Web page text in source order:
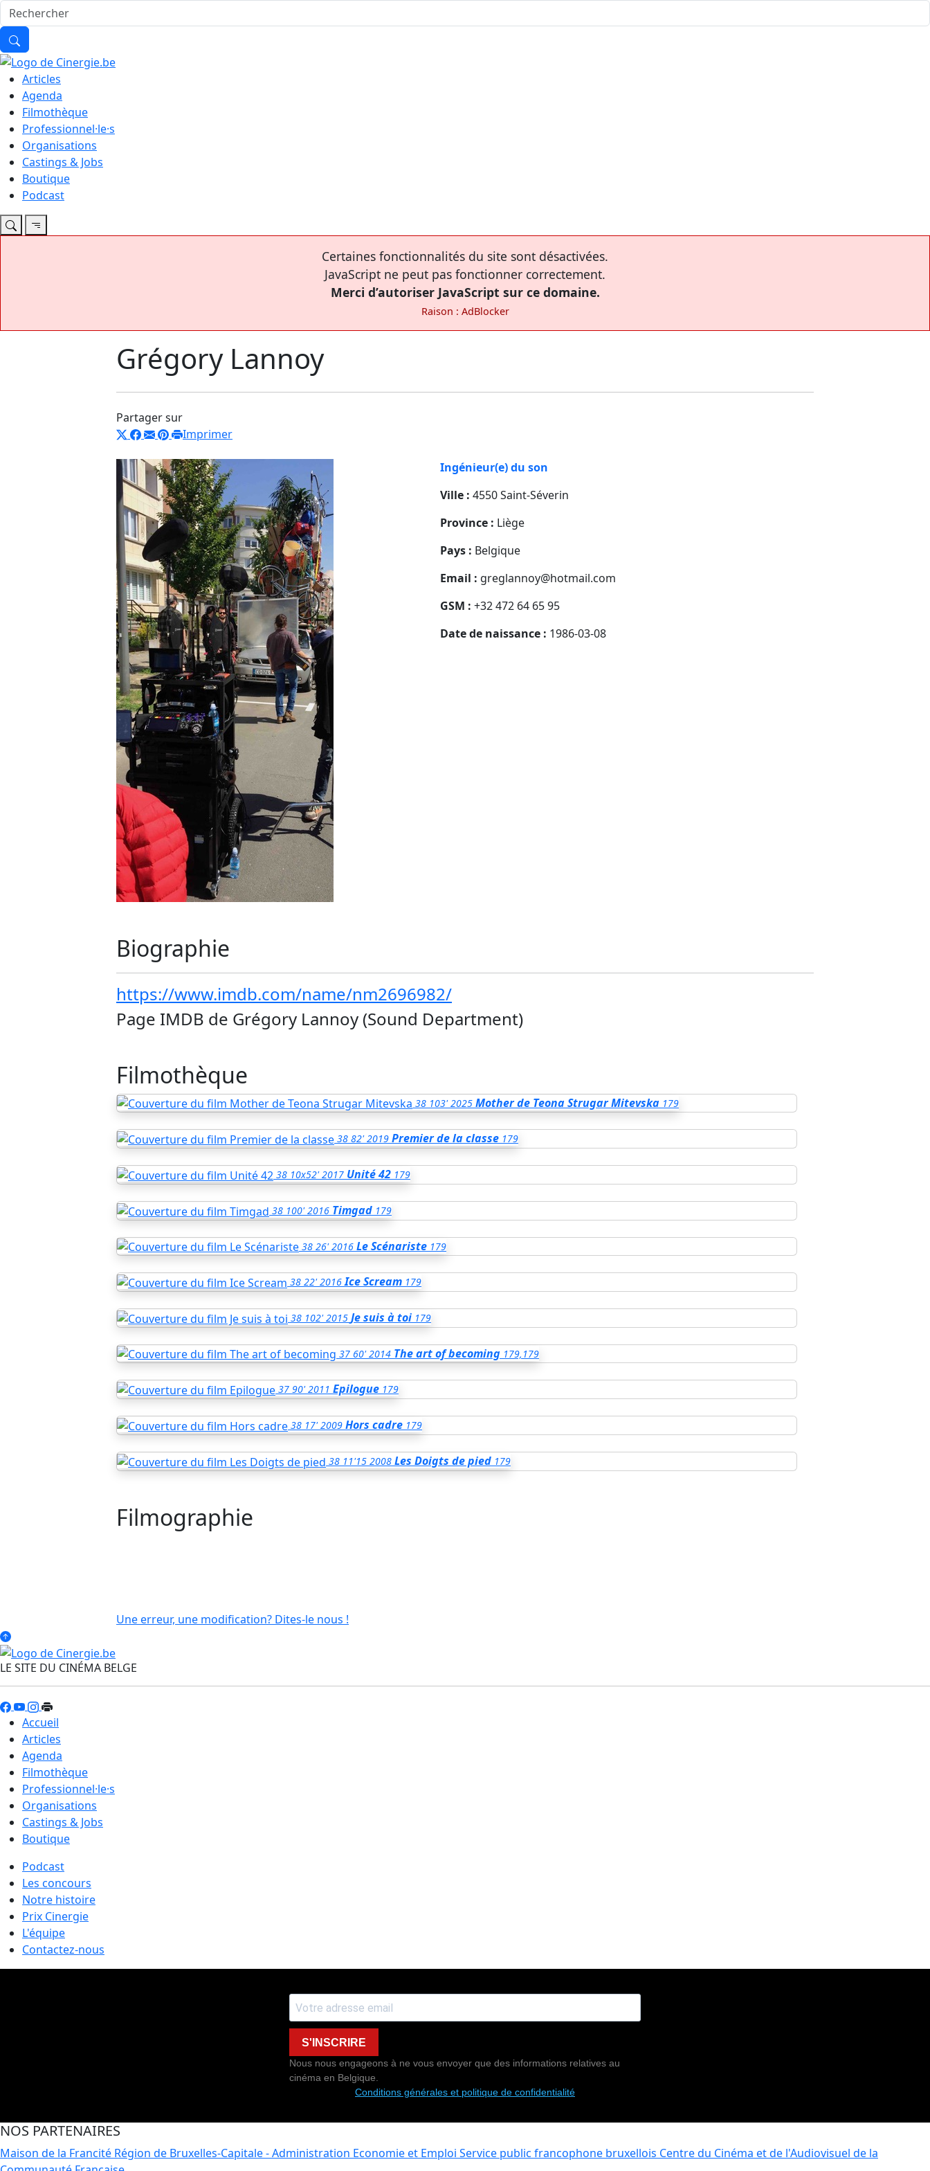
Articles
Agenda
Filmothèque
Professionnel·le·s
Organisations
Castings & Jobs
Boutique
Podcast
Certaines fonctionnalités du site sont désactivées.
JavaScript ne peut pas fonctionner correctement.
Merci d’autoriser JavaScript sur ce domaine.
Raison : AdBlocker
Grégory Lannoy
Partager sur
Imprimer
Ingénieur(e) du son
Ville : 4550 Saint-Séverin
Province : Liège
Pays : Belgique
Email : greglannoy@hotmail.com
GSM : +32 472 64 65 95
Date de naissance : 1986-03-08
Biographie
https://www.imdb.com/name/nm2696982/
Page IMDB de Grégory Lannoy (Sound Department)
Filmothèque
38 103' 2025 Mother de Teona Strugar Mitevska 179
38 82' 2019 Premier de la classe 179
38 10x52' 2017 Unité 42 179
38 100' 2016 Timgad 179
38 26' 2016 Le Scénariste 179
38 22' 2016 Ice Scream 179
38 102' 2015 Je suis à toi 179
37 60' 2014 The art of becoming 179,179
37 90' 2011 Epilogue 179
38 17' 2009 Hors cadre 179
38 11'15 2008 Les Doigts de pied 179
Filmographie
Une erreur, une modification? Dites-le nous !
LE SITE DU CINÉMA BELGE
Accueil
Articles
Agenda
Filmothèque
Professionnel·le·s
Organisations
Castings & Jobs
Boutique
Podcast
Les concours
Notre histoire
Prix Cinergie
L'équipe
Contactez-nous
S'INSCRIRE
Nous nous engageons à ne vous envoyer que des informations relatives au
cinéma en Belgique.
Conditions générales et politique de confidentialité
NOS PARTENAIRES
Maison de la Francité Région de Bruxelles-Capitale - Administration Economie et Emploi Service public francophone bruxellois Centre du Cinéma et de l'Audiovisuel de la